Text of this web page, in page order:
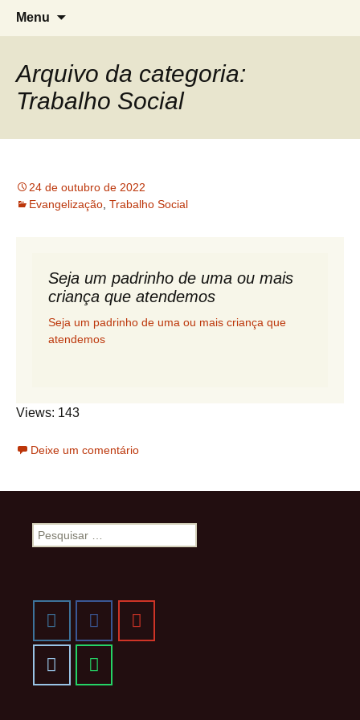
conteúdo
G.E.E. A Caminho da Luz
Grupo Espírita de Estudos A Caminho
da Luz
Menu
Arquivo da categoria:
Trabalho Social
24 de outubro de 2022
Evangelização Trabalho Social
Seja um padrinho de uma ou mais
criança que atendemos
Seja um padrinho de uma ou mais criança que
atendemos
Views: 143
Deixe um comentário
Pesquisar
por: